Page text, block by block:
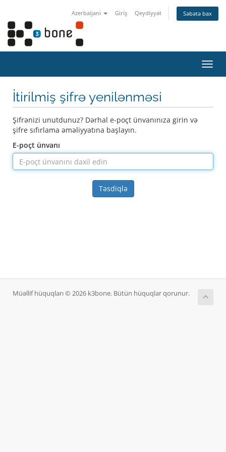
Azerbaijani Giriş Qeydiyyat Səbətə bax
keçid
İtirilmiş şifrə yenilənməsi
Şifrənizi unutdunuz? Dərhal e-poçt ünvanınıza girin və
şifre sıfırlama əməliyyatına başlayın.
E-poçt ünvanı
Təsdiqlə
Müəllif hüquqları © 2026 k3bone. Bütün hüquqlar qorunur.